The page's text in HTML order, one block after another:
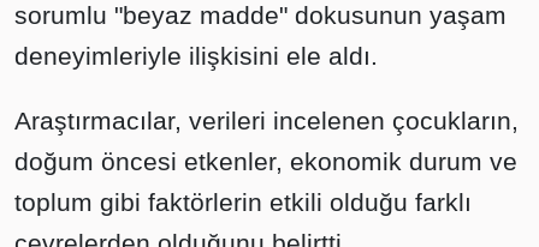
sorumlu "beyaz madde" dokusunun yaşam
deneyimleriyle ilişkisini ele aldı.
Araştırmacılar, verileri incelenen çocukların,
doğum öncesi etkenler, ekonomik durum ve
toplum gibi faktörlerin etkili olduğu farklı